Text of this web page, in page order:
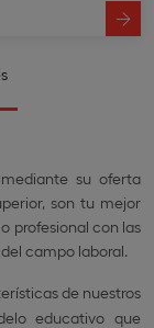
su oferta
son tu mejor
profesional con las
campo laboral.
de nuestros
educativo que